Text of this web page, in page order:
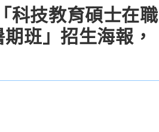
科技教育碩士在職
班」招生海報，